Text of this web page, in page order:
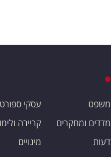
משפט
מדדים ומחקרים
דעות
עסקי ספורט
קריירה
מינויים